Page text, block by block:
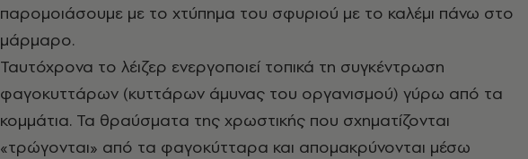
παρομοιάσουμε με το χτύπημα του σφυριού με το καλέμι πάνω στο
μάρμαρο.
Ταυτόχρονα το λέιζερ ενεργοποιεί τοπικά τη συγκέντρωση
φαγοκυττάρων (κυττάρων άμυνας του οργανισμού) γύρω από τα
κομμάτια. Τα θραύσματα της χρωστικής που σχηματίζονται
«τρώγονται» από τα φαγοκύτταρα και απομακρύνονται μέσω